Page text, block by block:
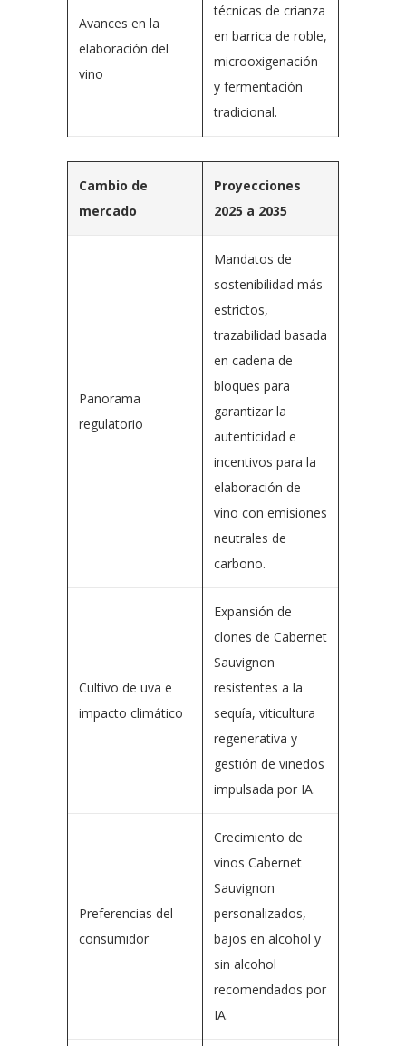
Avances en la
elaboración del
vino
técnicas de crianza
en barrica de roble,
microoxigenación
y fermentación
tradicional.
Cambio de
mercado
Proyecciones
2025 a 2035
Panorama
regulatorio
Mandatos de
sostenibilidad más
estrictos,
trazabilidad basada
en cadena de
bloques para
garantizar la
autenticidad e
incentivos para la
elaboración de
vino con emisiones
neutrales de
carbono.
Cultivo de uva e
impacto climático
Expansión de
clones de Cabernet
Sauvignon
resistentes a la
sequía, viticultura
regenerativa y
gestión de viñedos
impulsada por IA.
Preferencias del
consumidor
Crecimiento de
vinos Cabernet
Sauvignon
personalizados,
bajos en alcohol y
sin alcohol
recomendados por
IA.